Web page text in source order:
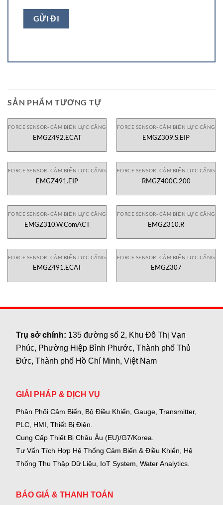
SẢN PHẨM TƯƠNG TỰ
FORCE SENSOR- CẢM BIẾN LỰC CĂNG
EMGZ492.ECAT
FORCE SENSOR- CẢM BIẾN LỰC CĂNG
EMGZ309.S.EIP
FORCE SENSOR- CẢM BIẾN LỰC CĂNG
EMGZ491.EIP
FORCE SENSOR- CẢM BIẾN LỰC CĂNG
RMGZ400C.200
FORCE SENSOR- CẢM BIẾN LỰC CĂNG
EMGZ310.W.ComACT
FORCE SENSOR- CẢM BIẾN LỰC CĂNG
EMGZ310.R
FORCE SENSOR- CẢM BIẾN LỰC CĂNG
EMGZ491.ECAT
FORCE SENSOR- CẢM BIẾN LỰC CĂNG
EMGZ307
Trụ sở chính: 135 đường số 2, Khu Đô Thị Vạn
Phúc, Phường Hiệp Bình Phước, Thành phố Thủ
Đức, Thành phố Hồ Chí Minh, Việt Nam
GIẢI PHÁP & DỊCH VỤ
Phân Phối Cảm Biến, Bộ Điều Khiển, Gauge, Transmitter,
PLC, HMI, Thiết Bị Điện.
Cung Cấp Thiết Bị Châu Âu (EU)/G7/Korea.
Tư Vấn Tích Hợp Hệ Thống Cảm Biến & Điều Khiển, Hệ
Thống Thu Thập Dữ Liệu, IoT System, Water Analytics.
BÁO GIÁ & THANH TOÁN